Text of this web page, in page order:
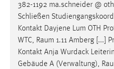
382-1192 ma.schneider @
Schließen
Kontakt Dayjene Lum OTH
WTC, Raum 1.11 Amberg [...]
Kontakt Anja Wurdack
Gebäude A (Verwaltung),
STATISTIK
Statistik Cookies erfassen
Diese Informationen
unsere Besucher unsere